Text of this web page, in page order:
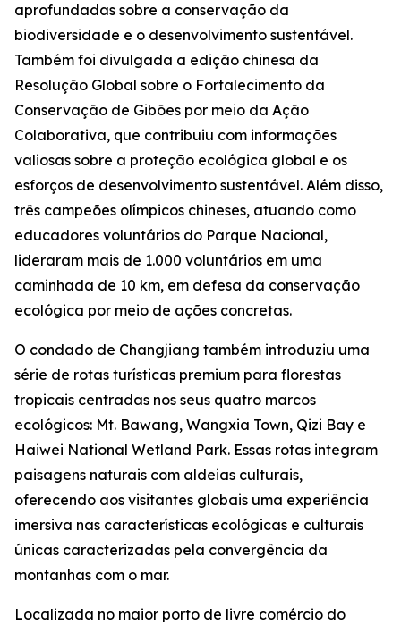
aprofundadas sobre a conservação da
biodiversidade e o desenvolvimento sustentável.
Também foi divulgada a edição chinesa da
Resolução Global sobre o Fortalecimento da
Conservação de Gibões por meio da Ação
Colaborativa, que contribuiu com informações
valiosas sobre a proteção ecológica global e os
esforços de desenvolvimento sustentável. Além disso,
três campeões olímpicos chineses, atuando como
educadores voluntários do Parque Nacional,
lideraram mais de 1.000 voluntários em uma
caminhada de 10 km, em defesa da conservação
ecológica por meio de ações concretas.
O condado de Changjiang também introduziu uma
série de rotas turísticas premium para florestas
tropicais centradas nos seus quatro marcos
ecológicos: Mt. Bawang, Wangxia Town, Qizi Bay e
Haiwei National Wetland Park. Essas rotas integram
paisagens naturais com aldeias culturais,
oferecendo aos visitantes globais uma experiência
imersiva nas características ecológicas e culturais
únicas caracterizadas pela convergência da
montanhas com o mar.
Localizada no maior porto de livre comércio do